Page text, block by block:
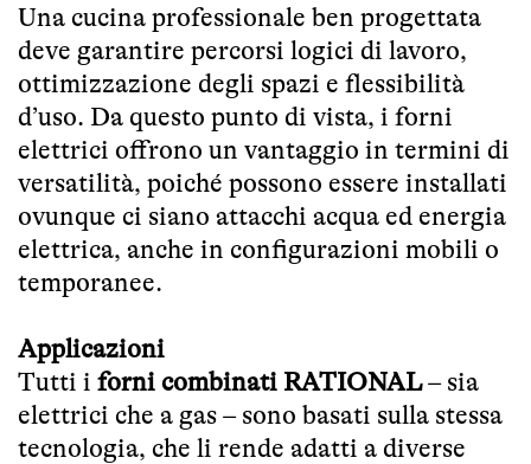
Una cucina professionale ben progettata
deve garantire percorsi logici di lavoro,
ottimizzazione degli spazi e flessibilità
d’uso. Da questo punto di vista, i forni
elettrici offrono un vantaggio in termini di
versatilità, poiché possono essere installati
ovunque ci siano attacchi acqua ed energia
elettrica, anche in configurazioni mobili o
temporanee.
Applicazioni
Tutti i forni combinati RATIONAL– sia
elettrici che a gas – sono basati sulla stessa
tecnologia, che li rende adatti a diverse